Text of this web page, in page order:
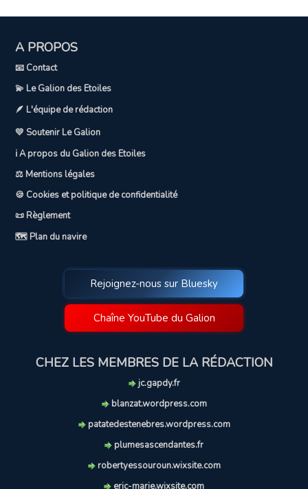
A PROPOS
📧 Contact
💫 Le Galion des Etoiles
🪶 L'équipe de rédaction
💛 Soutenir Le Galion
ℹ️ A propos du Galion des Etoiles
⚖️ Mentions légales
🍪 Cookies et politique de confidentialité
📜 Règlement
🗺️ Plan du navire
Rejoignez-nous sur Bluesky
Chaîne YouTube du Galion
CHEZ LES MEMBRES DE LA RÉDACTION
jc.gapdy.fr
blanzat.wordpress.com
patatedestenebres.wordpress.com
plumesascendantes.fr
robertyessouroun.wixsite.com
eric-marie.wixsite.com